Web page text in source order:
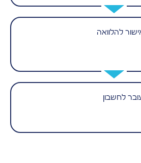
להלוואה
לחשבון